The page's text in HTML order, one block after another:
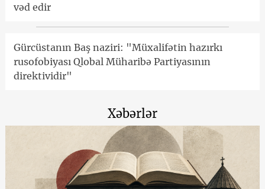
vəd edir
Gürcüstanın Baş naziri: "Müxalifətin hazırkı
rusofobiyası Qlobal Müharibə Partiyasının
direktividir"
Xəbərlər